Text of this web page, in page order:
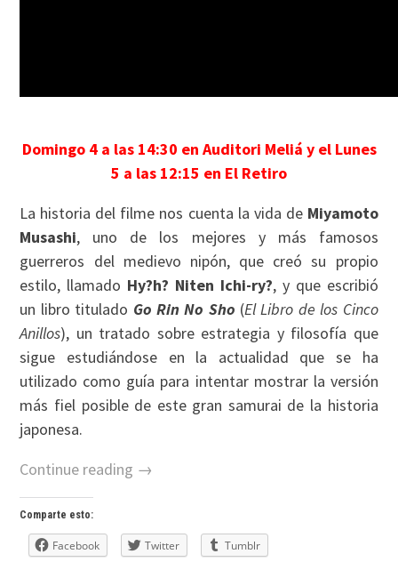
Domingo 4 a las 14:30 en Auditori Meliá y el Lunes
5 a las 12:15 en El Retiro
La historia del filme nos cuenta la vida de Miyamoto
Musashi, uno de los mejores y más famosos
guerreros del medievo nipón, que creó su propio
estilo, llamado Hy?h? Niten Ichi-ry?, y que escribió
un libro titulado Go Rin No Sho (El Libro de los Cinco
Anillos), un tratado sobre estrategia y filosofía que
sigue estudiándose en la actualidad que se ha
utilizado como guía para intentar mostrar la versión
más fiel posible de este gran samurai de la historia
japonesa.
Continue reading →
Comparte esto:
Facebook Twitter Tumblr